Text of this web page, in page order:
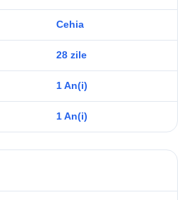
Cehia
28 zile
1 An(i)
1 An(i)